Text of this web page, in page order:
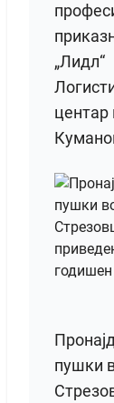
„Лидл“
центар
пушки